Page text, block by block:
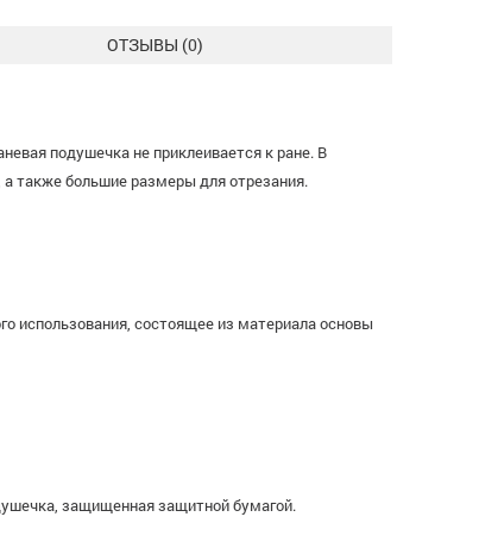
ОТЗЫВЫ (0)
подушечка не приклеивается к ране. В
также большие размеры для отрезания.
использования, состоящее из материала основы
защищенная защитной бумагой.